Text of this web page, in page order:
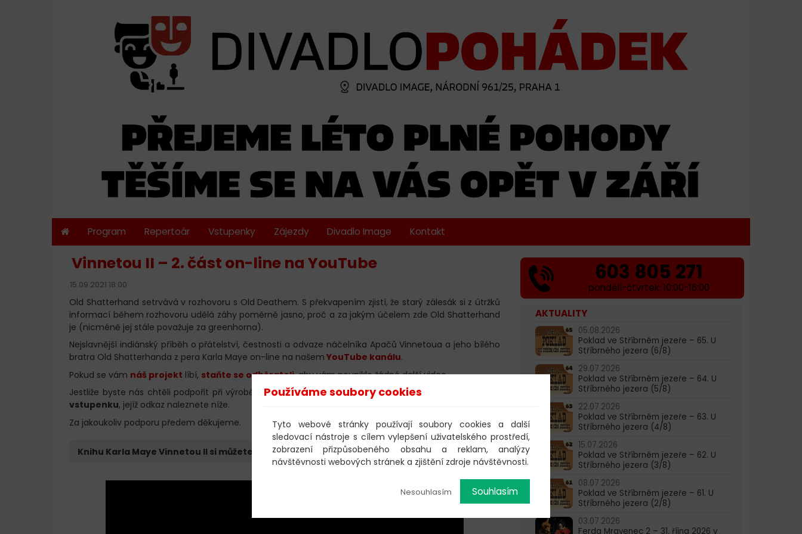
Program Repertoár Vstupenky Zájezdy Divadlo Image Kontakt
Vinnetou II – 2. část on-line na YouTube
15.09.2021 18:00
Old Shatterhand setrvává v rozhovoru s Old Deathem. S překvapením zjistí, že starý zálesák si z útržků
informací během rozhovoru udělá záhy poměrně jasno, proč a za jakým účelem zde Old Shatterhand
je (nicméně jej stále považuje za greenhorna).
Nejslavnější indiánský příběh o přátelství, čestnosti a odvaze náčelníka Apačů Vinnetoua a jeho bílého
bratra Old Shatterhanda z pera Karla Maye on-line na našem YouTube kanálu.
Pokud se vám náš projekt líbí, staňte se odběrateli, aby vám neuniklo žádné další video.
Jestliže byste nás chtěli podpořit při výrobě dalších audionahrávek, můžete si zakoupit
vstupenku, jejíž odkaz naleznete níže.
Za jakoukoliv podporu předem děkujeme.
Knihu Karla Maye Vinnetou II si můžete koupitv našem e-shopu.
603 805 271
pondělí-čtvrtek: 10:00-16:00
AKTUALITY
05.08.2026
Poklad ve Stříbrném jezeře – 65. U
Stříbrného jezera (6/8)
29.07.2026
Poklad ve Stříbrném jezeře – 64. U
Stříbrného jezera (5/8)
22.07.2026
Poklad ve Stříbrném jezeře – 63. U
Stříbrného jezera (4/8)
15.07.2026
Poklad ve Stříbrném jezeře – 62. U
Stříbrného jezera (3/8)
08.07.2026
Poklad ve Stříbrném jezeře – 61. U
Stříbrného jezera (2/8)
03.07.2026
Ferda Mravenec 2 – 31. října 2026 v
Používáme soubory cookies
Tyto webové stránky používají soubory cookies a další
sledovací nástroje s cílem vylepšení uživatelského prostředí,
zobrazení přizpůsobeného obsahu a reklam, analýzy
návštěvnosti webových stránek a zjištění zdroje návštěvnosti.
Nesouhlasím Souhlasím